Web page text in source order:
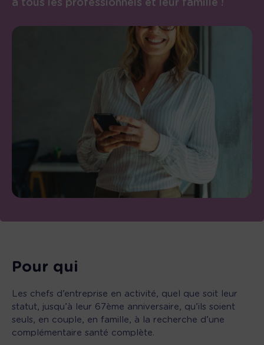
Pour qui
Les chefs d’entreprise en activité, quel que soit leur
statut, jusqu’à leur 67ème anniversaire, qu’ils soient
seuls, en couple, en famille, à la recherche d’une
complémentaire santé complète.